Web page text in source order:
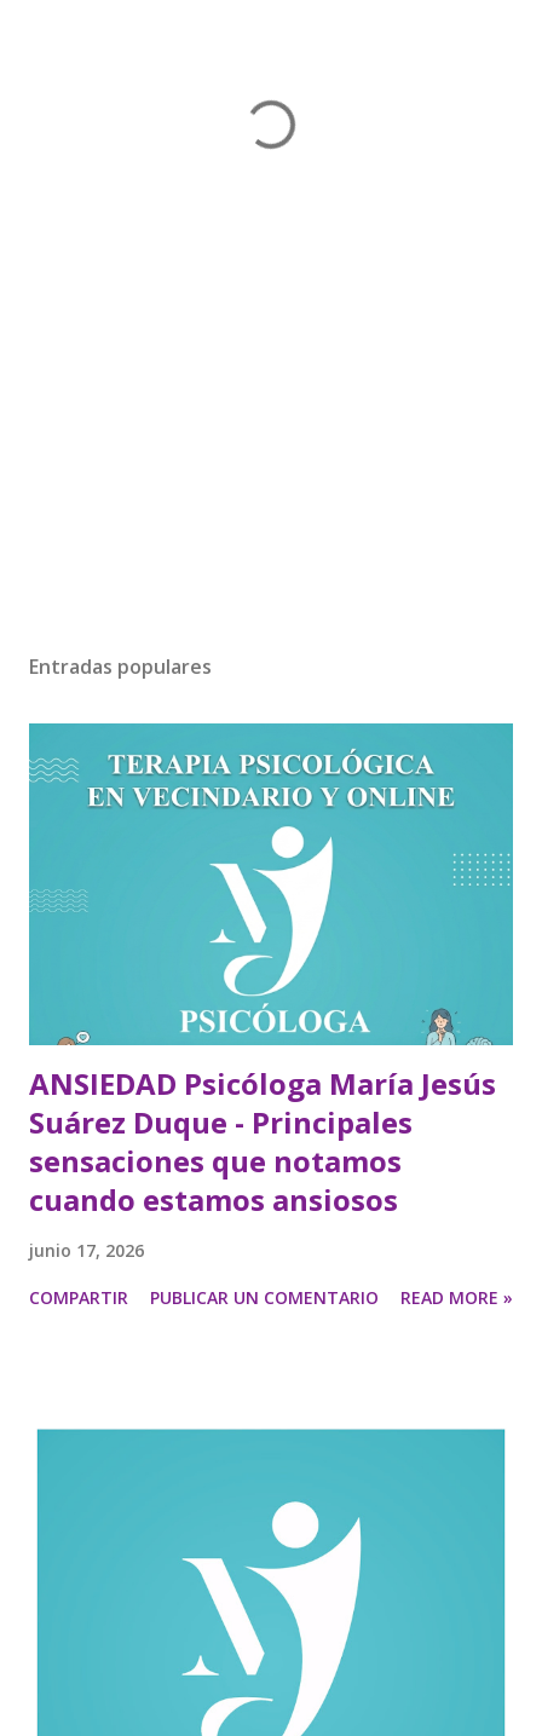
Entradas populares
ANSIEDAD Psicóloga María Jesús
Suárez Duque - Principales
sensaciones que notamos
cuando estamos ansiosos
junio 17, 2026
COMPARTIR PUBLICAR UN COMENTARIO READ MORE »